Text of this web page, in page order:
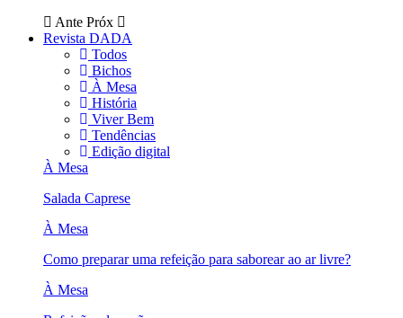
Ante Próx
Revista DADA
Todos
Bichos
À Mesa
História
Viver Bem
Tendências
Edição digital
À Mesa
Salada Caprese
À Mesa
Como preparar uma refeição para saborear ao ar livre?
À Mesa